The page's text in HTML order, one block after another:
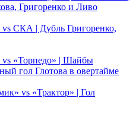
Григоренко и Ливо
vs СКА | Дубль Григоренко,
vs «Торпедо» | Шайбы
гол Глотова в овертайме
vs «Трактор» | Гол